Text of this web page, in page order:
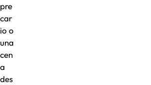
pre
car
io o
una
cen
a
des